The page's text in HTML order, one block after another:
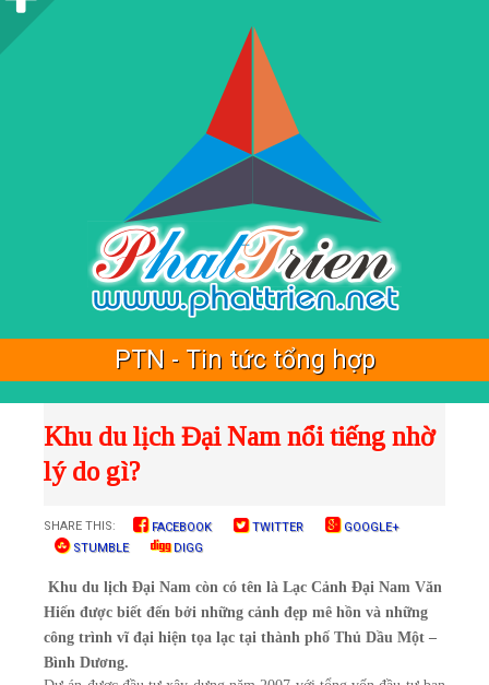
PTN - Tin tức tổng hợp
Khu du lịch Đại Nam nổi tiếng nhờ
lý do gì?
SHARE THIS: FACEBOOK TWITTER
GOOGLE+
STUMBLE
DIGG
Khu du lịch Đại Nam còn có tên là Lạc Cảnh Đại Nam Văn
Hiến được biết đến bởi những cảnh đẹp mê hồn và những
công trình vĩ đại hiện tọa lạc tại thành phố Thủ Dầu Một –
Bình Dương.